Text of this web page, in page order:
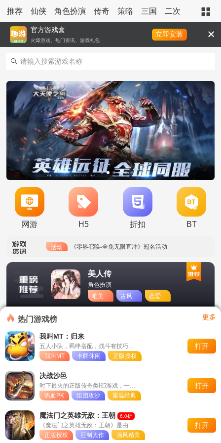
推荐 仙侠 角色扮演 传奇 策略 三国 二次元 玄幻
官方游戏盒
火爆游戏、热门资讯、游戏礼包
立即安装
网游 H5 折扣 BT
《零界召唤-全免无限直冲》单日大额福利
《零界召唤-全免无限直冲》DIY称号
活动 《零界召唤-全免无限直冲》冠名活动
活动 《零界召唤-全免无限直冲》每日累充
活动
《全民武馆（0.1折外置版）》单日累充活动
活动 《全民武馆（0.1折外置版）》永久累充活动
活动
活动
美人传
角色扮演
唯美
古风 恋爱
热门游戏榜 更多
我叫MT：归来
五人小队，羁绊搭配，战斗有技巧，集火不能少。为了部落，冲鸭！
我叫MT
卡牌休闲 正版授权
打开
决战沙邑
时下最火的正版传奇类H5游戏，一起来战！
热血PK
组团攻沙 重温经典
打开
魔法门之英雄无敌：王朝 6.0折
《魔法门之英雄无敌：王朝》是由育碧正版授权，龙图游戏自主研
正版授权
巨制大作 画风精美
打开